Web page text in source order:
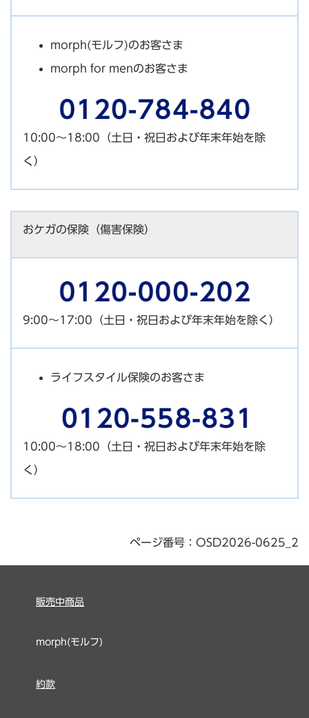
morph(モルフ)のお客さま
morph for menのお客さま
10:00～18:00（土日・祝日および年末年始を除
く）
おケガの保険（傷害保険）
9:00～17:00（土日・祝日および年末年始を除く）
ライフスタイル保険のお客さま
10:00～18:00（土日・祝日および年末年始を除
く）
ページ番号：OSD2026-0625_2
販売中商品
morph(モルフ)
約款